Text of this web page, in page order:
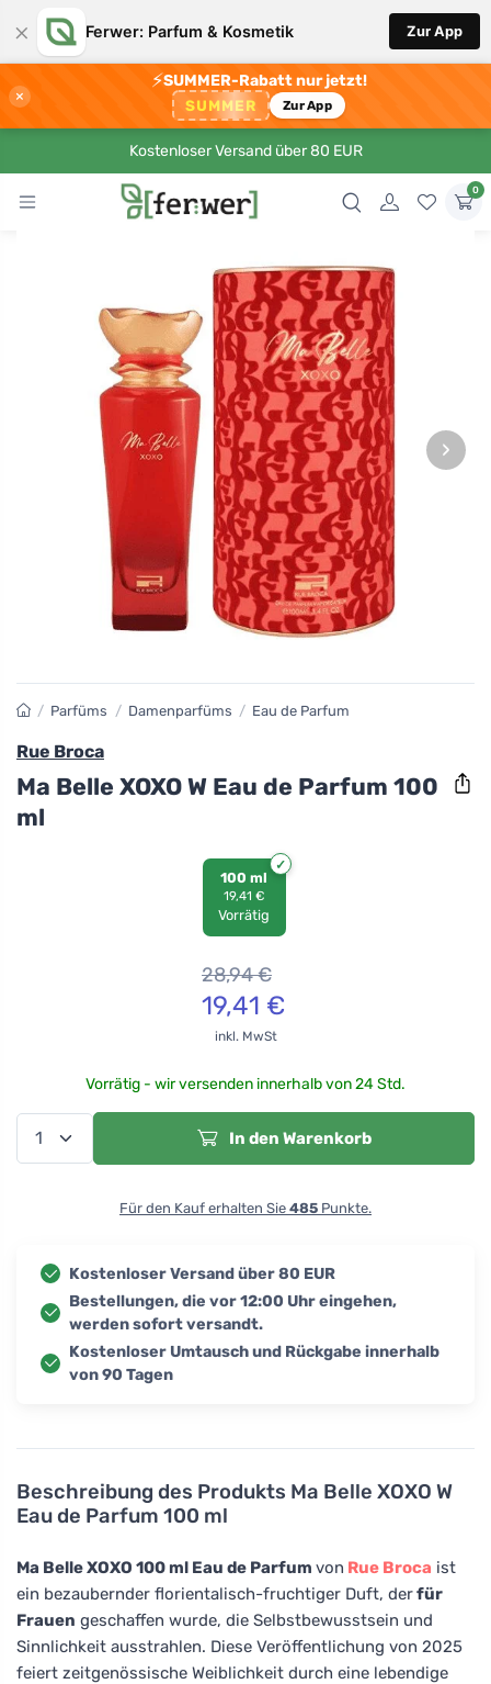
× Ferwer: Parfum & Kosmetik Zur App
×
⚡SUMMER-Rabatt nur jetzt!
SUMMER Zur App
Kostenloser Versand über 80 EUR
0
›
Beschreibung des Produkts Ma Belle XOXO W
Eau de Parfum 100 ml
Ma Belle XOXO 100 ml Eau de Parfum von Rue Broca ist
ein bezaubernder florientalisch-fruchtiger Duft, derfür
Frauen geschaffen wurde, die Selbstbewusstsein und
Sinnlichkeit ausstrahlen. Diese Veröffentlichung von 2025
feiert zeitgenössische Weiblichkeit durch eine lebendige
/ Parfüms / Damenparfüms / Eau de Parfum
Rue Broca
Ma Belle XOXO W Eau de Parfum 100
ml
100 ml
19,41 €
Vorrätig
28,94€
19,41 €
inkl. MwSt
Vorrätig - wir versenden innerhalb von 24 Std.
In den Warenkorb
Für den Kauf erhalten Sie 485 Punkte.
Kostenloser Versand über 80 EUR
Bestellungen, die vor 12:00 Uhr eingehen,
werden sofort versandt.
Kostenloser Umtausch und Rückgabe innerhalb
von 90 Tagen